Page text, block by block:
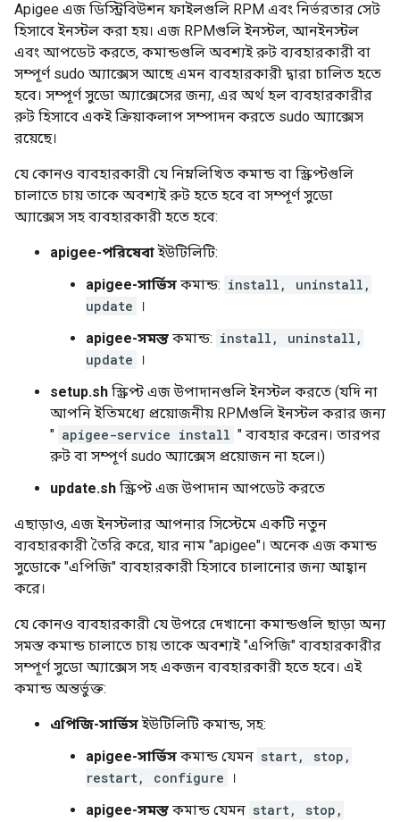
Apigee এজ ডিস্ট্রিবিউশন ফাইলগুলি RPM এবং নির্ভরতার সেট
হিসাবে ইনস্টল করা হয়। এজ RPMগুলি ইনস্টল, আনইনস্টল
এবং আপডেট করতে, কমান্ডগুলি অবশ্যই রুট ব্যবহারকারী বা
সম্পূর্ণ sudo অ্যাক্সেস আছে এমন ব্যবহারকারী দ্বারা চালিত হতে
হবে। সম্পূর্ণ সুডো অ্যাক্সেসের জন্য, এর অর্থ হল ব্যবহারকারীর
রুট হিসাবে একই ক্রিয়াকলাপ সম্পাদন করতে sudo অ্যাক্সেস
রয়েছে।
যে কোনও ব্যবহারকারী যে নিম্নলিখিত কমান্ড বা স্ক্রিপ্টগুলি
চালাতে চায় তাকে অবশ্যই রুট হতে হবে বা সম্পূর্ণ সুডো
অ্যাক্সেস সহ ব্যবহারকারী হতে হবে:
apigee-পরিষেবাইউটিলিটি:
apigee-সার্ভিস কমান্ড: install, uninstall,
update
।
apigee-সমস্ত কমান্ড: install, uninstall,
update
।
setup.sh স্ক্রিপ্ট এজ উপাদানগুলি ইনস্টল করতে (যদি না
আপনি ইতিমধ্যে প্রয়োজনীয় RPMগুলি ইনস্টল করার জন্য
" apigee-service install " ব্যবহার করেন। তারপর
রুট বা সম্পূর্ণ sudo অ্যাক্সেস প্রয়োজন না হলে।)
update.sh স্ক্রিপ্ট এজ উপাদান আপডেট করতে
এছাড়াও, এজ ইনস্টলার আপনার সিস্টেমে একটি নতুন
ব্যবহারকারী তৈরি করে, যার নাম "apigee"। অনেক এজ কমান্ড
সুডোকে "এপিজি" ব্যবহারকারী হিসাবে চালানোর জন্য আহ্বান
করে।
যে কোনও ব্যবহারকারী যে উপরে দেখানো কমান্ডগুলি ছাড়া অন্য
সমস্ত কমান্ড চালাতে চায় তাকে অবশ্যই "এপিজি" ব্যবহারকারীর
সম্পূর্ণ সুডো অ্যাক্সেস সহ একজন ব্যবহারকারী হতে হবে। এই
কমান্ড অন্তর্ভুক্ত:
এপিজি-সার্ভিসইউটিলিটি কমান্ড, সহ:
apigee-সার্ভিস কমান্ড যেমন start, stop,
restart, configure
।
apigee-সমস্ত কমান্ড যেমন start, stop,